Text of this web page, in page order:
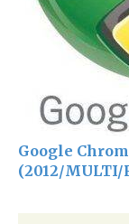
Google
(2012/MULTI/